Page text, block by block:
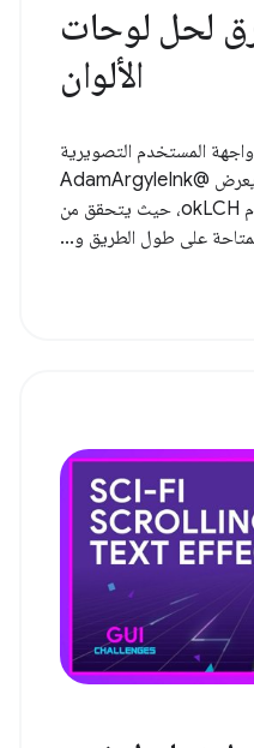
لحل لوحات
الألوان
المستخدم التصويرية
@AdamArgyleInk اليوم، يعرض @AdamArgyleInk
لوحة ألوان واسعة باستخدام okLCH، حيث يتحقق من
المتاحة على طول الطريق و...